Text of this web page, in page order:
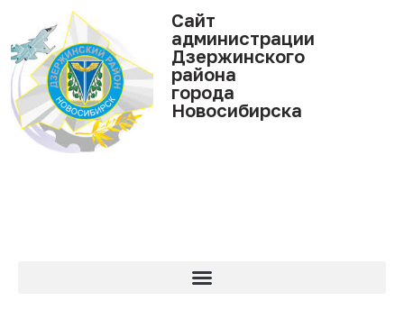
Cайт
администрации
Дзержинского
района
города
Новосибирска